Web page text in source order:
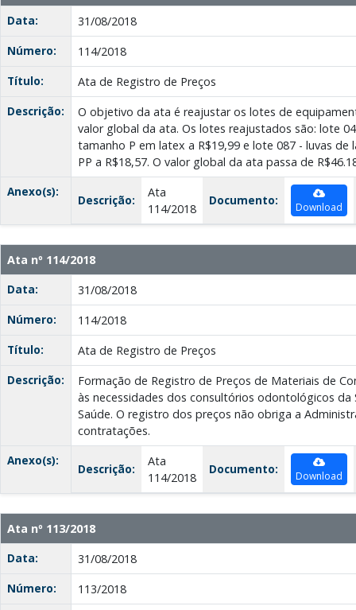
Data:
31/08/2018
Número:
114/2018
Título:
Ata de Registro de Preços
Descrição:
O objetivo da ata é reajustar os lotes de
valor global da ata. Os lotes reajustados são: lote
tamanho P em latex a R$19,99 e lote 087 - luvas
PP a R$18,57. O valor global da ata passa de
Anexo(s):
Descrição:
Ata
114/2018
Documento: Download
Ata nº 114/2018
Data:
31/08/2018
Número:
114/2018
Título:
Ata de Registro de Preços
Descrição:
Formação de Registro de Preços de Materiais de
às necessidades dos consultórios odontológicos da
Saúde. O registro dos preços não obriga a
contratações.
Anexo(s):
Descrição:
Ata
114/2018
Documento: Download
Ata nº 113/2018
Data:
31/08/2018
Número:
113/2018